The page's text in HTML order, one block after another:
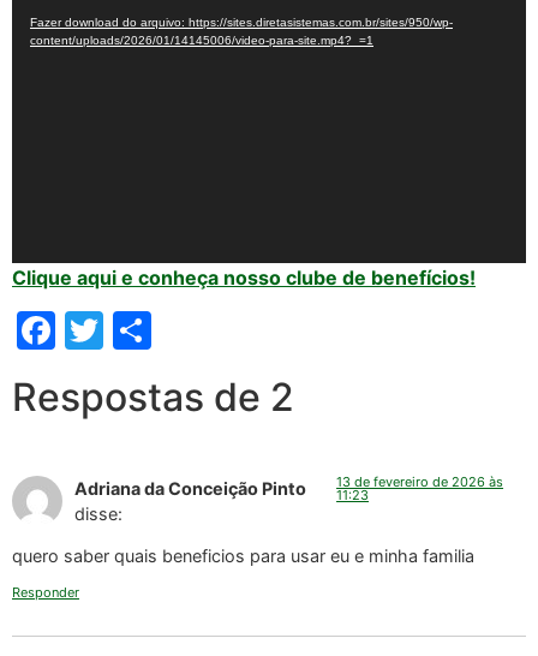
de
vídeo
Fazer download do arquivo: https://sites.diretasistemas.com.br/sites/950/wp-
content/uploads/2026/01/14145006/video-para-site.mp4?_=1
Clique aqui e conheça nosso clube de benefícios!
Facebook
Twitter
Respostas de 2
Adriana da Conceição Pinto
disse:
13 de fevereiro de 2026 às
11:23
quero saber quais beneficios para usar eu e minha familia
Responder